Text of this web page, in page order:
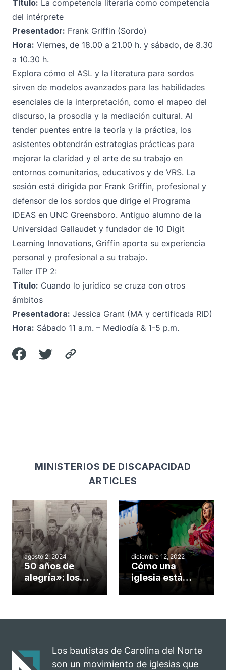
Título: La competencia literaria como competencia
del intérprete
Presentador: Frank Griffin (Sordo)
Hora: Viernes, de 18.00 a 21.00 h. y sábado, de 8.30
a 10.30 h.
Explora cómo el ASL y la literatura para sordos
sirven de modelos avanzados para las habilidades
esenciales de la interpretación, como el mapeo del
discurso, la prosodia y la mediación cultural. Al
tender puentes entre la teoría y la práctica, los
asistentes obtendrán estrategias prácticas para
mejorar la claridad y el arte de su trabajo en
entornos comunitarios, educativos y de VRS. La
sesión está dirigida por Frank Griffin, profesional y
defensor de los sordos que dirige el Programa
IDEAS en UNC Greensboro. Antiguo alumno de la
Universidad Gallaudet y fundador de 10 Digit
Learning Innovations, Griffin aporta su experiencia
personal y profesional a su trabajo.
Taller ITP 2:
Título: Cuando lo jurídico se cruza con otros
ámbitos
Presentadora: Jessica Grant (MA y certificada RID)
Hora: Sábado 11 a.m. – Mediodía & 1-5 p.m.
MINISTERIOS DE DISCAPACIDAD
ARTICLES
agosto 2, 2024
50 años de
alegría»: los
el aniversario
diciembre 12, 2022
Cómo una
iglesia está
llegando al
perdido
Los bautistas de Carolina del Norte
son un movimiento de iglesias que